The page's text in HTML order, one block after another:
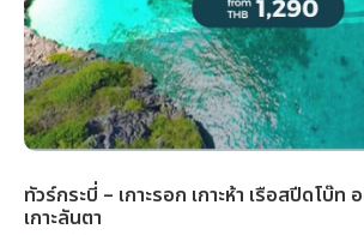
ทัวร์กระบี่ – เกาะรอก เกาะห้า เรือสปีดโบ๊ท
เกาะลันตา